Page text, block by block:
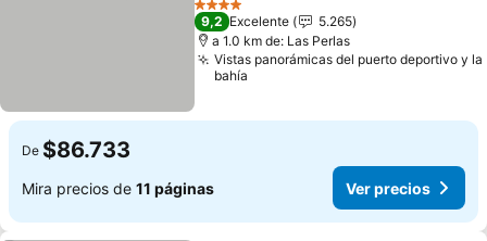
4 Estrellas
9,2 Excelente
5.265
a 1.0 km de: Las Perlas
Vistas panorámicas del puerto deportivo y la
bahía
De $86.733
Mira precios de 11 páginas Ver precios